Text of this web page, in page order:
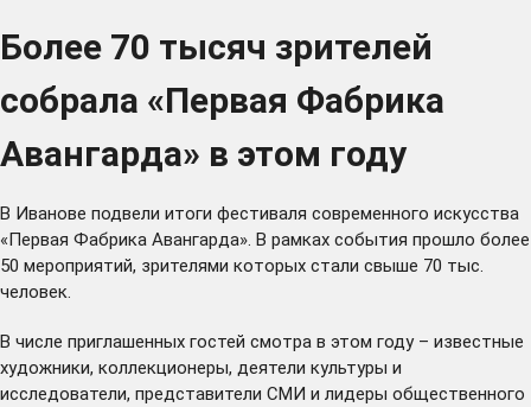
Более 70 тысяч зрителей
собрала «Первая Фабрика
Авангарда» в этом году
В Иванове подвели итоги фестиваля современного искусства
«Первая Фабрика Авангарда». В рамках события прошло более
50 мероприятий, зрителями которых стали свыше 70 тыс.
человек.
В числе приглашенных гостей смотра в этом году – известные
художники, коллекционеры, деятели культуры и
исследователи, представители СМИ и лидеры общественного